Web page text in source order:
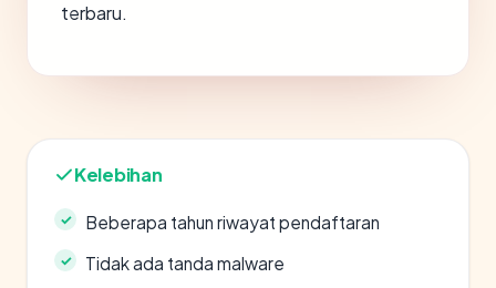
terbaru.
Kelebihan
Beberapa tahun riwayat pendaftaran
Tidak ada tanda malware